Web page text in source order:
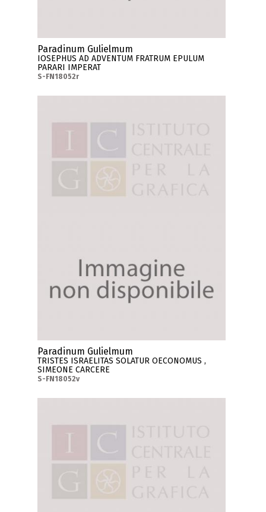
Paradinum Gulielmum
IOSEPHUS AD ADVENTUM FRATRUM EPULUM
PARARI IMPERAT
S-FN18052r
Paradinum Gulielmum
TRISTES ISRAELITAS SOLATUR OECONOMUS ,
SIMEONE CARCERE
S-FN18052v